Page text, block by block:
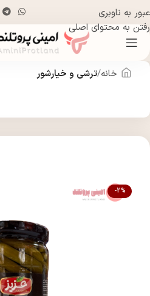
عبور به ناوبری
رفتن به محتوای اصلی
خانه ترشی و خیارشور
-2%